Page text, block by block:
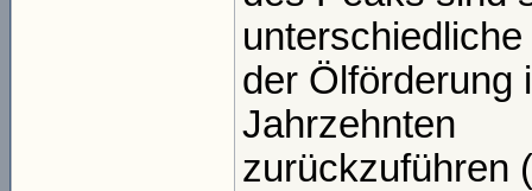
der Ölförderung
Jahrzehnten
zurückzuführen